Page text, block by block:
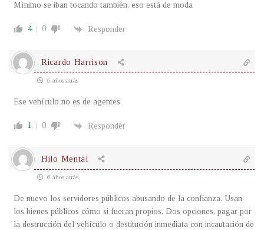
Mínimo se iban tocando también, eso está de moda
4 0 Responder
Ricardo Harrison
6 años atrás
Ese vehículo no es de agentes
1 0 Responder
Hilo Mental
6 años atrás
De nuevo los servidores públicos abusando de la confianza. Usan
los bienes públicos cómo si fueran propios. Dos opciones, pagar por
la destrucción del vehículo o destitución inmediata con incautación de